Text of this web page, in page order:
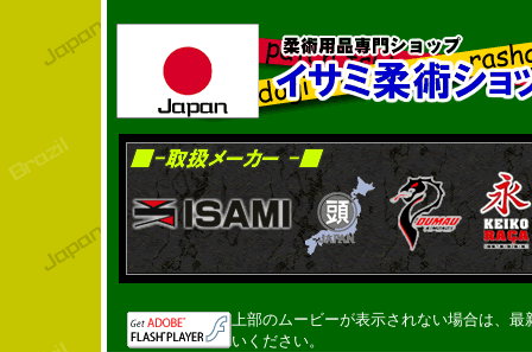
上部のムービーが表示されない場合は、最
いください。